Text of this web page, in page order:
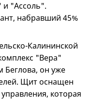
"Ассоль".
набравший 45%
Калининской
"Вера"
Беглова, он уже
Щит оснащен
которая